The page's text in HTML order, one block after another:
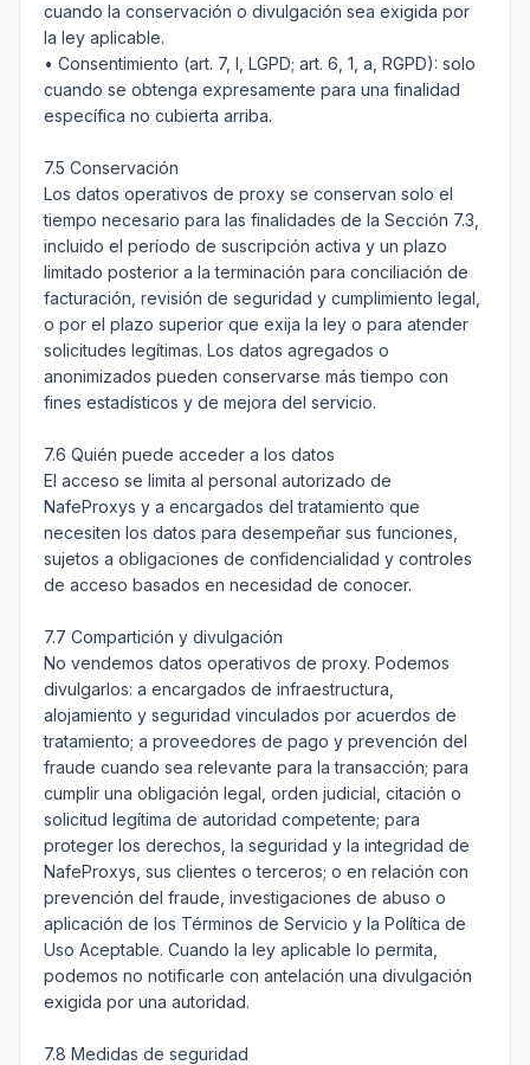
cuando la conservación o divulgación sea exigida por
la ley aplicable.
• Consentimiento (art. 7, I, LGPD; art. 6, 1, a, RGPD): solo
cuando se obtenga expresamente para una finalidad
específica no cubierta arriba.
7.5 Conservación
Los datos operativos de proxy se conservan solo el
tiempo necesario para las finalidades de la Sección 7.3,
incluido el período de suscripción activa y un plazo
limitado posterior a la terminación para conciliación de
facturación, revisión de seguridad y cumplimiento legal,
o por el plazo superior que exija la ley o para atender
solicitudes legítimas. Los datos agregados o
anonimizados pueden conservarse más tiempo con
fines estadísticos y de mejora del servicio.
7.6 Quién puede acceder a los datos
El acceso se limita al personal autorizado de
NafeProxys y a encargados del tratamiento que
necesiten los datos para desempeñar sus funciones,
sujetos a obligaciones de confidencialidad y controles
de acceso basados en necesidad de conocer.
7.7 Compartición y divulgación
No vendemos datos operativos de proxy. Podemos
divulgarlos: a encargados de infraestructura,
alojamiento y seguridad vinculados por acuerdos de
tratamiento; a proveedores de pago y prevención del
fraude cuando sea relevante para la transacción; para
cumplir una obligación legal, orden judicial, citación o
solicitud legítima de autoridad competente; para
proteger los derechos, la seguridad y la integridad de
NafeProxys, sus clientes o terceros; o en relación con
prevención del fraude, investigaciones de abuso o
aplicación de los Términos de Servicio y la Política de
Uso Aceptable. Cuando la ley aplicable lo permita,
podemos no notificarle con antelación una divulgación
exigida por una autoridad.
7.8 Medidas de seguridad